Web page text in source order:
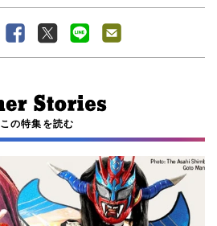
この特集を読む